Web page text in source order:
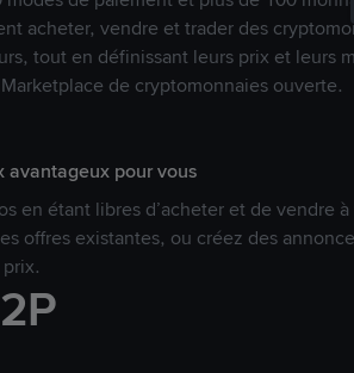
acheter, vendre et trader des
tout en définissant leurs prix et leurs
de cryptomonnaies ouverte.
avantageux pour vous
en étant libres d’acheter et de vendre
offres existantes, ou créez des